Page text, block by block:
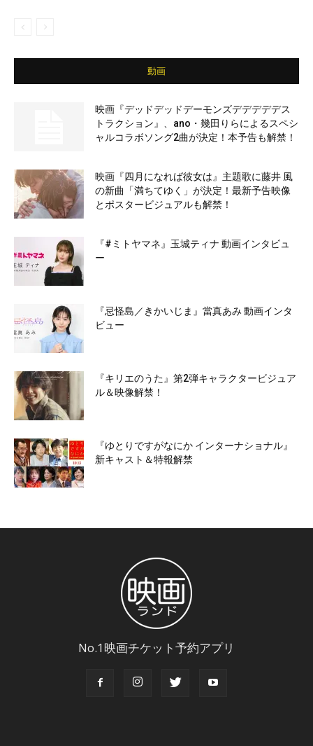
動画
映画『デッドデッドデーモンズデデデデデス
トラクション』、ano・幾田りらによるスペシ
ャルコラボソング2曲が決定！本予告も解禁！
映画『四月になれば彼女は』主題歌に藤井 風
の新曲「満ちてゆく」が決定！最新予告映像
とポスタービジュアルも解禁！
『#ミトヤマネ』玉城ティナ 動画インタビュ
ー
『忌怪島／きかいじま』當真あみ 動画インタ
ビュー
『キリエのうた』第2弾キャラクタービジュア
ル＆映像解禁！
『ゆとりですがなにか インターナショナル』
新キャスト＆特報解禁
No.1映画チケット予約アプリ